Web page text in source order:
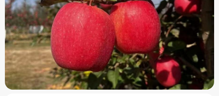
红，肉质紧密，味酸稍甜，内含
多种微量元素，营养丰富。 绛
县大樱桃也备受青睐，因特殊的
山区小气候，这里的大樱桃不仅
生长快、结果早、成熟早，而且
果个大、色浓、口感好，耐储
运，极具市场竞争力，绛县已成